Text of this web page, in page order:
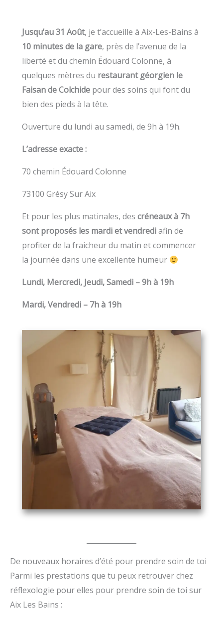
Jusqu’au 31 Août, je t’accueille à Aix-Les-Bains à
10 minutes de la gare, près de l’avenue de la
liberté et du chemin Édouard Colonne, à
quelques mètres du restaurant géorgien le
Faisan de Colchide pour des soins qui font du
bien des pieds à la tête.
Ouverture du lundi au samedi, de 9h à 19h.
L’adresse exacte :
70 chemin Édouard Colonne
73100 Grésy Sur Aix
Et pour les plus matinales, des créneaux à 7h
sont proposés les mardi et vendrediafin de
profiter de la fraicheur du matin et commencer
la journée dans une excellente humeur
Lundi, Mercredi, Jeudi, Samedi – 9h à 19h
Mardi, Vendredi – 7h à 19h
De nouveaux horaires d’été pour prendre soin de toi
Parmi les prestations que tu peux retrouver chez
réflexologie pour elles pour prendre soin de toi sur
Aix Les Bains :